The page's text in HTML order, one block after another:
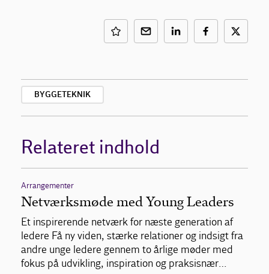
BYGGETEKNIK
Relateret indhold
Arrangementer
Netværksmøde med Young Leaders
Et inspirerende netværk for næste generation af
ledere Få ny viden, stærke relationer og indsigt fra
andre unge ledere gennem to årlige møder med
fokus på udvikling, inspiration og praksisnær…